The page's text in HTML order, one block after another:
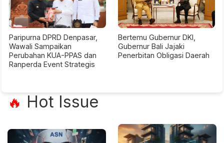
Paripurna DPRD Denpasar,
Wawali Sampaikan
Perubahan KUA-PPAS dan
Ranperda Event Strategis
Bertemu Gubernur DKI,
Gubernur Bali Jajaki
Penerbitan Obligasi Daerah
🔥 Hot Issue